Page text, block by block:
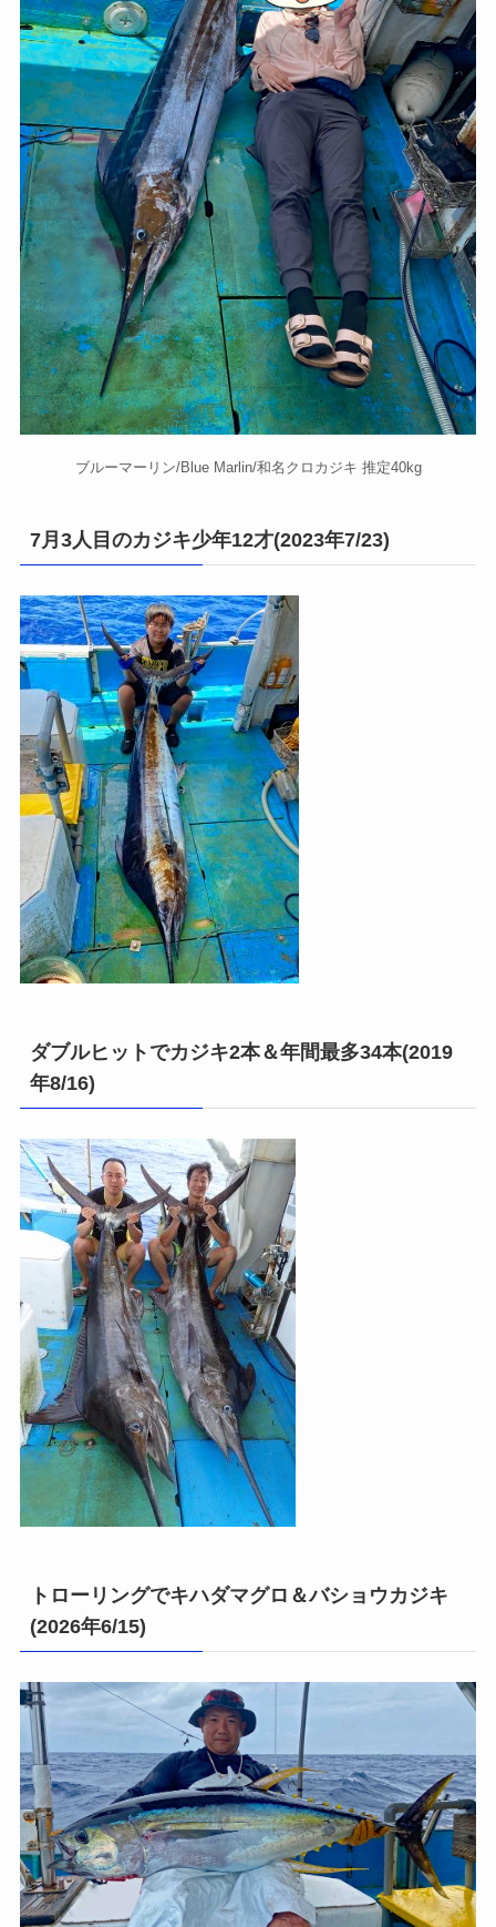
ブルーマーリン/Blue Marlin/和名クロカジキ 推定40kg
7月3人目のカジキ少年12才(2023年7/23)
ダブルヒットでカジキ2本＆年間最多34本(2019
年8/16)
トローリングでキハダマグロ＆バショウカジキ
(2026年6/15)